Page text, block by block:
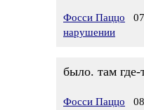
Фосси Паццо
нарушении
было. там где-
Фосси Паццо